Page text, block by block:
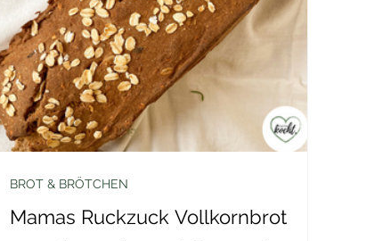
Mamas Ruckzuck Vollkornbrot
BROT & BRÖTCHEN